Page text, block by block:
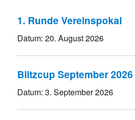
1. Runde Vereinspokal
Datum:20. August 2026
Blitzcup September 2026
Datum:3. September 2026